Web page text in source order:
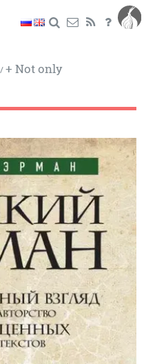
+ Not only